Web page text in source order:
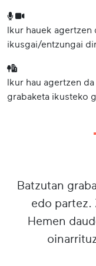
Ikur hauek
ikusgai/entzungai
Ikur hau agertzen
grabaketa ikusteko
Batzutan
edo partez.
Hemen